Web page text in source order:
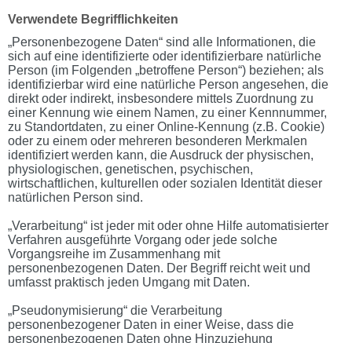
Verwendete Begrifflichkeiten
„Personenbezogene Daten“ sind alle Informationen, die
sich auf eine identifizierte oder identifizierbare natürliche
Person (im Folgenden „betroffene Person“) beziehen; als
identifizierbar wird eine natürliche Person angesehen, die
direkt oder indirekt, insbesondere mittels Zuordnung zu
einer Kennung wie einem Namen, zu einer Kennnummer,
zu Standortdaten, zu einer Online-Kennung (z.B. Cookie)
oder zu einem oder mehreren besonderen Merkmalen
identifiziert werden kann, die Ausdruck der physischen,
physiologischen, genetischen, psychischen,
wirtschaftlichen, kulturellen oder sozialen Identität dieser
natürlichen Person sind.
„Verarbeitung“ ist jeder mit oder ohne Hilfe automatisierter
Verfahren ausgeführte Vorgang oder jede solche
Vorgangsreihe im Zusammenhang mit
personenbezogenen Daten. Der Begriff reicht weit und
umfasst praktisch jeden Umgang mit Daten.
„Pseudonymisierung“ die Verarbeitung
personenbezogener Daten in einer Weise, dass die
personenbezogenen Daten ohne Hinzuziehung